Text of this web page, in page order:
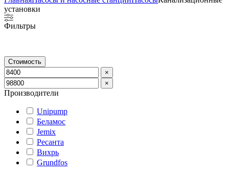
установки
Фильтры
Стоимость
×
×
Производители
Unipump
Беламос
Jemix
Ресанта
Вихрь
Grundfos